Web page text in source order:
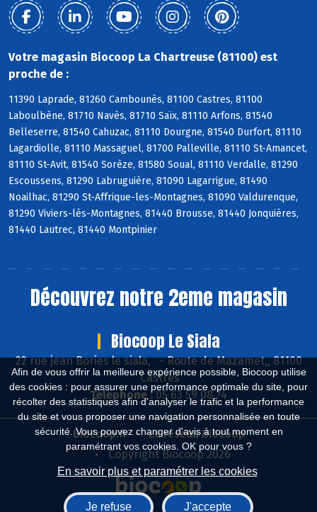
Afin de vous offrir la meilleure expérience possible, Biocoop utilise
des cookies : pour assurer une performance optimale du site, pour
récolter des statistiques afin d'analyser le trafic et la performance
du site et vous proposer une navigation personnalisée en toute
sécurité. Vous pouvez changer d'avis à tout moment en
paramétrant vos cookies. OK pour vous ?
En savoir plus et paramétrer les cookies
Je refuse J'accepte
Votre magasin Biocoop La Chartreuse (81100) est
proche de :
11390 Laprade, 81260 Cambounès, 81100 Castres, 81100
Laboulbène, 81710 Navès, 81710 Saïx, 81110 Arfons, 81540
Belleserre, 81540 Cahuzac, 81110 Dourgne, 81540 Durfort, 81110
Lagardiolle, 81110 Massaguel, 81700 Palleville, 81110 St-Amancet,
81110 St-Avit, 81540 Sorèze, 81580 Soual, 81110 Verdalle, 81290
Escoussens, 81290 Labruguière, 81090 Lagarrigue, 81490
Noailhac, 81290 St-Affrique-les-Montagnes, 81090 Valdurenque,
81290 Viviers-lès-Montagnes, 81440 Brousse, 81440 Jonquières,
81440 Lautrec, 81440 Montpinier
Découvrez notre 2eme magasin
Biocoop Le Siala
22 rue jean Bories le siala,-Route de Mazamet,, 81100
Castres
Téléphone : 05 63 59 08 74
Biocoop.fr
Le réseau Biocoop
Copyright Biocoop 2026